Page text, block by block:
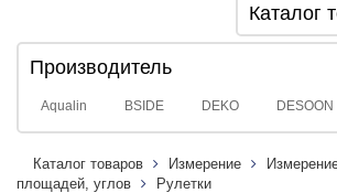
Каталог
Производитель
Aqualin BSIDE DEKO DESOON
Каталог товаров Измерение
площадей, углов
Рулетки